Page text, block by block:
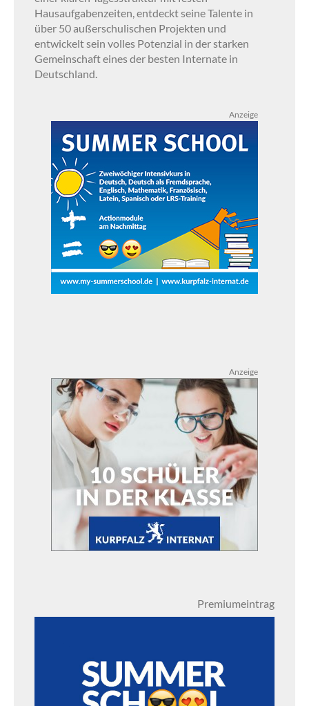
Hausaufgabenzeiten, entdeckt seine Talente in
über 50 außerschulischen Projekten und
entwickelt sein volles Potenzial in der starken
Gemeinschaft eines der besten Internate in
Deutschland.
Anzeige
Anzeige
Premiumeintrag